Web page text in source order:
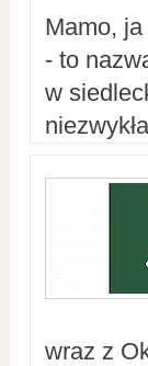
Mamo,
- to
w
wraz z